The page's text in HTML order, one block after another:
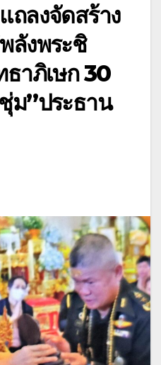
ถลงจัดสร้าง
ลังพระชิ
ธาภิเษก 30
ม”ประธาน